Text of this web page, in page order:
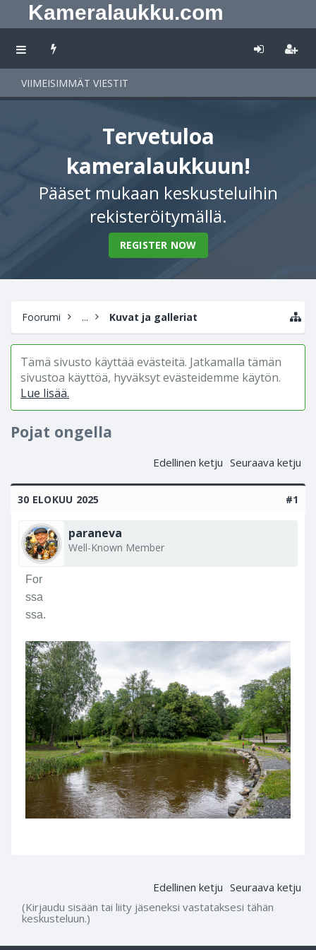
Kameralaukku.com
VIIMEISIMMÄT VIESTIT
Tervetuloa
kameralaukkuun!
Pääset mukaan keskusteluihin
rekisteröitymällä.
REGISTER NOW
Foorumi ... Kuvat ja galleriat
Tämä sivusto käyttää evästeitä. Jatkamalla tämän
sivustoa käyttöä, hyväksyt evästeidemme käytön.
Lue lisää.
Pojat ongella
Edellinen ketju Seuraava ketju
30 ELOKUU 2025 #1
paraneva
Well-Known Member
For
ssa
ssa.
Edellinen ketju Seuraava ketju
(Kirjaudu sisään tai liity jäseneksi vastataksesi tähän
keskusteluun.)